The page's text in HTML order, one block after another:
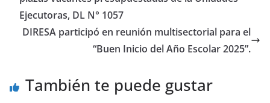
Ejecutoras, DL N° 1057
DIRESA participó en reunión multisectorial para el
“Buen Inicio del Año Escolar 2025”.
También te puede gustar